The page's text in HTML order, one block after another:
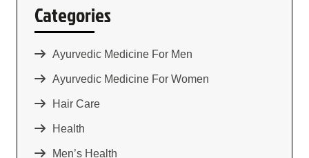
Categories
Ayurvedic Medicine For Men
Ayurvedic Medicine For Women
Hair Care
Health
Men’s Health